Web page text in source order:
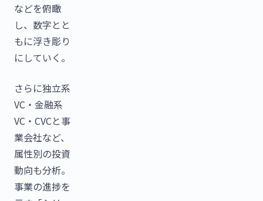
などを俯瞰
し、数字とと
もに浮き彫り
にしていく。
さらに独立系
VC・金融系
VC・CVCと事
業会社など、
属性別の投資
動向も分析。
事業の進捗を